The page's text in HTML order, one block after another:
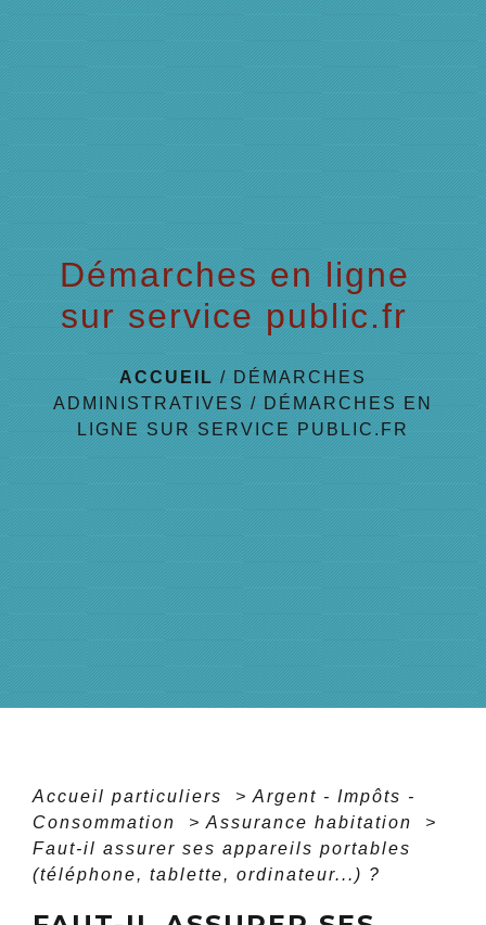
Démarches en ligne
sur service public.fr
ACCUEIL / DÉMARCHES
ADMINISTRATIVES / DÉMARCHES EN
LIGNE SUR SERVICE PUBLIC.FR
Accueil particuliers > Argent - Impôts -
Consommation
> Assurance habitation
>
Faut-il assurer ses appareils portables
(téléphone, tablette, ordinateur...) ?